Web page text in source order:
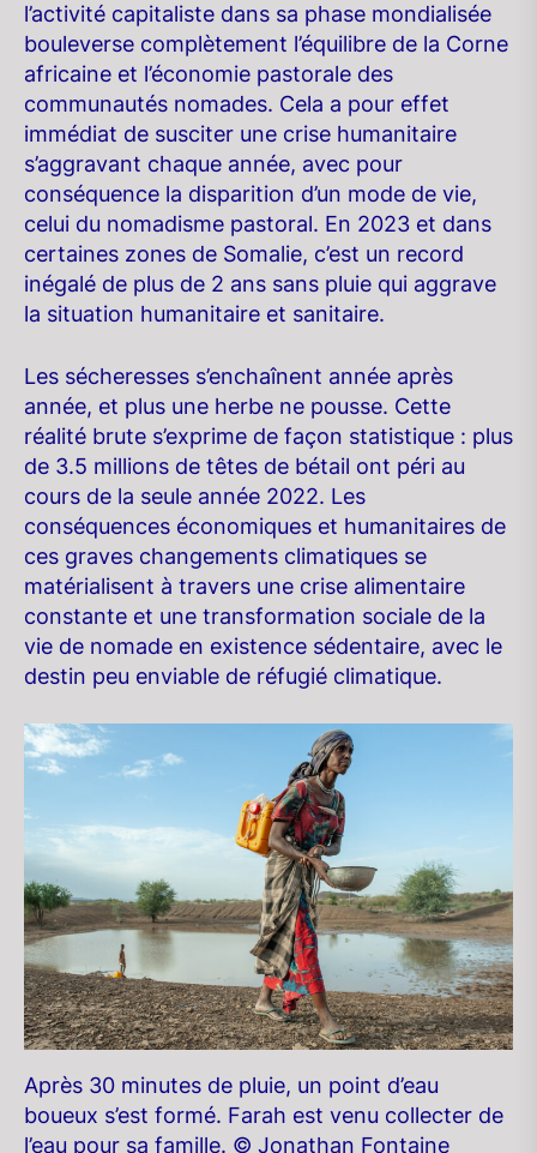
l’activité capitaliste dans sa phase mondialisée
bouleverse complètement l’équilibre de la Corne
africaine et l’économie pastorale des
communautés nomades. Cela a pour effet
immédiat de susciter une crise humanitaire
s’aggravant chaque année, avec pour
conséquence la disparition d’un mode de vie,
celui du nomadisme pastoral. En 2023 et dans
certaines zones de Somalie, c’est un record
inégalé de plus de 2 ans sans pluie qui aggrave
la situation humanitaire et sanitaire.
Les sécheresses s’enchaînent année après
année, et plus une herbe ne pousse. Cette
réalité brute s’exprime de façon statistique : plus
de 3.5 millions de têtes de bétail ont péri au
cours de la seule année 2022. Les
conséquences économiques et humanitaires de
ces graves changements climatiques se
matérialisent à travers une crise alimentaire
constante et une transformation sociale de la
vie de nomade en existence sédentaire, avec le
destin peu enviable de réfugié climatique.
Après 30 minutes de pluie, un point d’eau
boueux s’est formé. Farah est venu collecter de
l’eau pour sa famille. © Jonathan Fontaine